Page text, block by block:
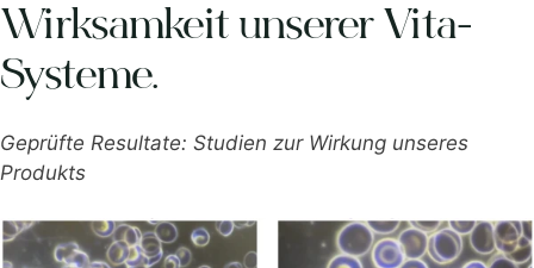
Wirksamkeit unserer Vita-
Systeme.
Geprüfte Resultate: Studien zur Wirkung unseres
Produkts